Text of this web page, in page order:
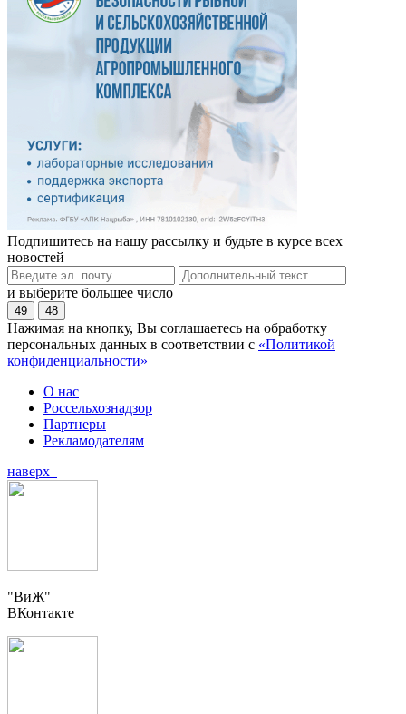
Подпишитесь на нашу рассылку и будьте в курсе всех
новостей
и выберите большее число
49 48
Нажимая на кнопку, Вы соглашаетесь на обработку
персональных данных в соответствии с «Политикой
конфиденциальности»
О нас
Россельхознадзор
Партнеры
Рекламодателям
наверх
"ВиЖ"
ВКонтакте